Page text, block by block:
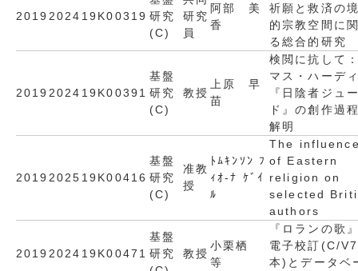
2019 2024 19K00319 研究
(C)
研究
員
阿部 美
香
祈願と救済の
的宗教空間に
る総合的研究
2019 2024 19K00391
基盤
研究
(C)
教授
上原 早
苗
検閲に抗して
マス・ハーデ
『日陰者ジュ
ド』の創作過
解明
2019 2025 19K00416
基盤
研究
(C)
准教
授
ﾄﾑｷﾝｿﾝ ﾌ
ｨｵ-ﾅ ｹﾞｲ
ﾙ
The
of Eastern
religion on
selected
authors
2019 2024 19K00471
基盤
研究
教授
小栗栖
等
『ロランの歌
電子校訂(C/
本)とデータベ